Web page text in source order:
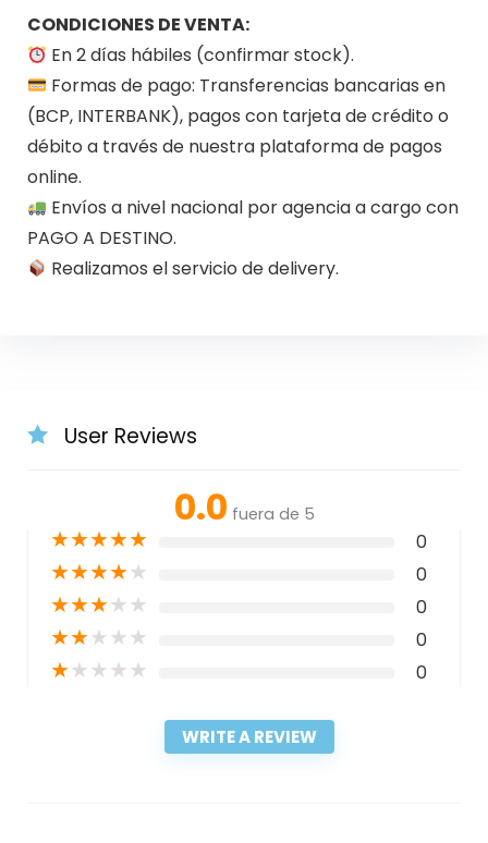
CONDICIONES DE VENTA:
En 2 días hábiles (confirmar stock).
Formas de pago: Transferencias bancarias en
(BCP, INTERBANK), pagos con tarjeta de crédito o
débito a través de nuestra plataforma de pagos
online.
Envíos a nivel nacional por agencia a cargo con
PAGO A DESTINO.
Realizamos el servicio de delivery.
User Reviews
0.0 fuera de 5
★★★★★ 0
★★★★★ 0
★★★★★ 0
★★★★★ 0
★★★★★ 0
WRITE A REVIEW